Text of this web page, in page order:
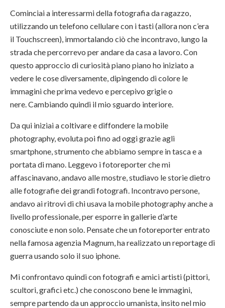
Cominciai a interessarmi della fotografia da ragazzo,
utilizzando un telefono cellulare con i tasti (allora non c’era
il Touchscreen), immortalando ciò che incontravo, lungo la
strada che percorrevo per andare da casa a lavoro. Con
questo approccio dicuriositàpiano piano ho iniziato a
vedere le cosediversamente , dipingendo di colore le
immagini che prima vedevo e percepivo grigie o
nere. Cambiando quindi il mio sguardo interiore.
Da qui iniziai a coltivare e diffondere lamobile
photography, evoluta poi fino ad oggi grazie agli
smartphone, strumento che abbiamo sempre in tasca e a
portata di mano. Leggevo i fotoreporter che mi
affascinavano, andavo alle mostre, studiavo le storie dietro
alle fotografie dei grandi fotografi. Incontravo persone,
andavo ai ritrovi di chi usava la mobile photography anche a
livello professionale, per esporre in gallerie d’arte
conosciute e non solo. Pensate che un fotoreporter entrato
nella famosa agenzia Magnum, ha realizzato un reportage di
guerra usando solo il suo iphone.
Mi confrontavo quindi con fotografi e amici artisti (pittori,
scultori, grafici etc.) che conoscono bene le immagini,
sempre partendo da un approccio umanista, insito nel mio